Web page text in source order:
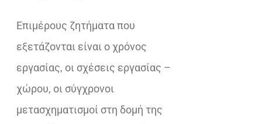
Επιμέρους ζητήματα που
εξετάζονται είναι ο χρόνος
εργασίας, οι σχέσεις εργασίας –
χώρου, οι σύγχρονοι
µετασχηµατισµοί στη δομή της